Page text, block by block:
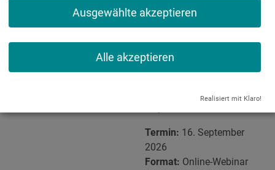
Ausgewählte akzeptieren
Alle akzeptieren
Realisiert mit Klaro!
auszutauschen. Die
Veranstaltung wird
empfohlen, um vom
Diskussionen bestmöglich
Termin: 16. September
2026
Format: Online-Webinar